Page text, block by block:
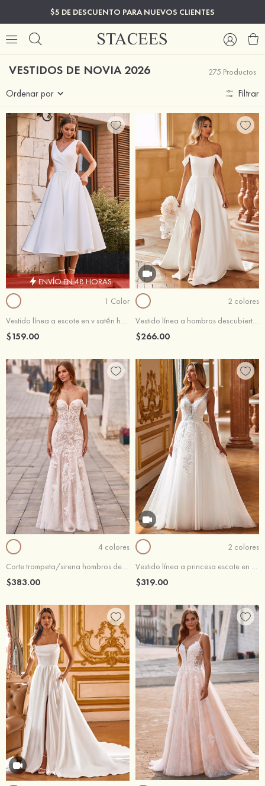
$5 DE DESCUENTO PARA NUEVOS CLIENTES
VESTIDOS DE NOVIA 2026 275 Productos
Ordenar por Filtrar
ENVÍO EN 48 HORAS
1 Color
Vestido línea a escote en v satén hasta la tibia vestido de novia
$159.00
2 colores
Vestido línea a hombros descubiertos crepé elástico tren de la corte vestido de novia
$266.00
4 colores
Corte trompeta/sirena hombros descubiertos encaje hasta el suelo vestido de novia
$383.00
2 colores
Vestido línea a princesa escote en v tul cepillo tren vestido de novia
$319.00